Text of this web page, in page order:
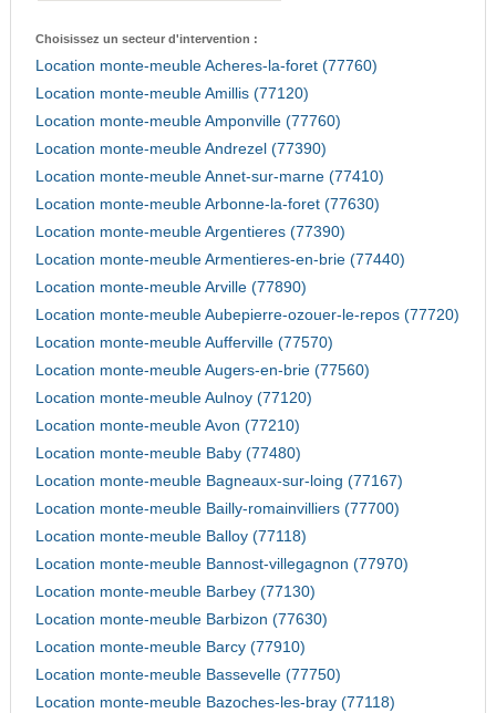
Choisissez un secteur d'intervention :
Location monte-meuble Acheres-la-foret (77760)
Location monte-meuble Amillis (77120)
Location monte-meuble Amponville (77760)
Location monte-meuble Andrezel (77390)
Location monte-meuble Annet-sur-marne (77410)
Location monte-meuble Arbonne-la-foret (77630)
Location monte-meuble Argentieres (77390)
Location monte-meuble Armentieres-en-brie (77440)
Location monte-meuble Arville (77890)
Location monte-meuble Aubepierre-ozouer-le-repos (77720)
Location monte-meuble Aufferville (77570)
Location monte-meuble Augers-en-brie (77560)
Location monte-meuble Aulnoy (77120)
Location monte-meuble Avon (77210)
Location monte-meuble Baby (77480)
Location monte-meuble Bagneaux-sur-loing (77167)
Location monte-meuble Bailly-romainvilliers (77700)
Location monte-meuble Balloy (77118)
Location monte-meuble Bannost-villegagnon (77970)
Location monte-meuble Barbey (77130)
Location monte-meuble Barbizon (77630)
Location monte-meuble Barcy (77910)
Location monte-meuble Bassevelle (77750)
Location monte-meuble Bazoches-les-bray (77118)